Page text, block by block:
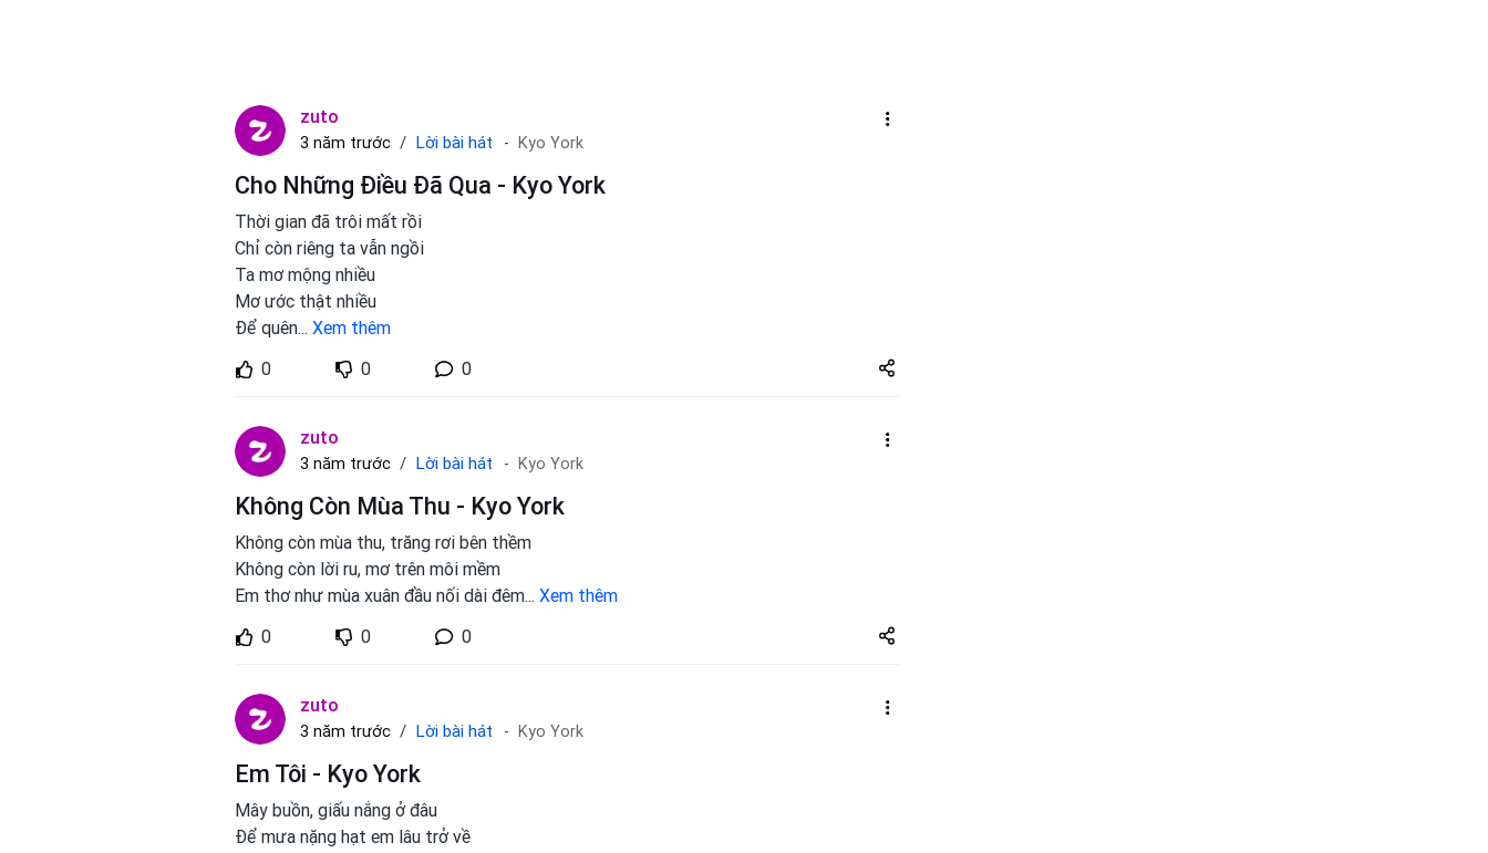
zuto
3 năm trước Lời bài hát Kyo York
Cho Những Điều Đã Qua - Kyo York
Thời gian đã trôi mất rồi
Chỉ còn riêng ta vẫn ngồi
Ta mơ mộng nhiều
Mơ ước thật nhiều
Để quên... Xem thêm
0
0 0
Share
zuto.vn
zuto
3 năm trước Lời bài hát Kyo York
Không Còn Mùa Thu - Kyo York
Không còn mùa thu, trăng rơi bên thềm
Không còn lời ru, mơ trên môi mềm
Em thơ như mùa xuân đầu nối dài đêm... Xem thêm
0
0 0
Share
zuto.vn
zuto
3 năm trước Lời bài hát Kyo York
Em Tôi - Kyo York
Mây buồn, giấu nắng ở đâu
Để mưa nặng hạt em lâu trở về